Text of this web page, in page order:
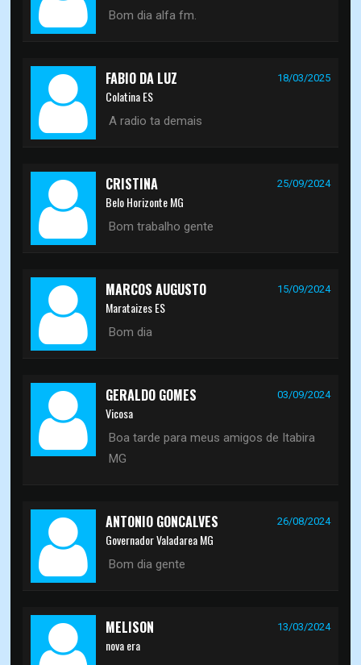
Bom dia alfa fm.
FABIO DA LUZ 18/03/2025
Colatina ES
A radio ta demais
CRISTINA 25/09/2024
Belo Horizonte MG
Bom trabalho gente
MARCOS AUGUSTO 15/09/2024
Marataizes ES
Bom dia
GERALDO GOMES 03/09/2024
Vicosa
Boa tarde para meus amigos de Itabira
MG
ANTONIO GONCALVES 26/08/2024
Governador Valadarea MG
Bom dia gente
MELISON 13/03/2024
nova era